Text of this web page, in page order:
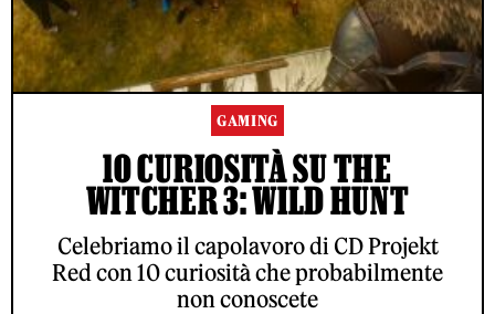
GAMING
10 CURIOSITÀ SU THE
WITCHER 3: WILD HUNT
Celebriamo il capolavoro di CD Projekt
Red con 10 curiosità che probabilmente
non conoscete